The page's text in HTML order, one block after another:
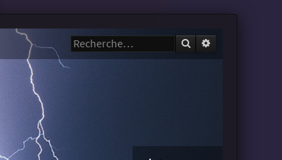
Rechercher